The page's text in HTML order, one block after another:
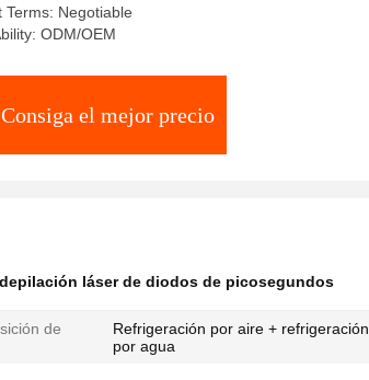
Terms: Negotiable
ODM/OEM
Consiga el mejor precio
láser de diodos de picosegundos
de
Refrigeración por aire + refrigeración
por agua